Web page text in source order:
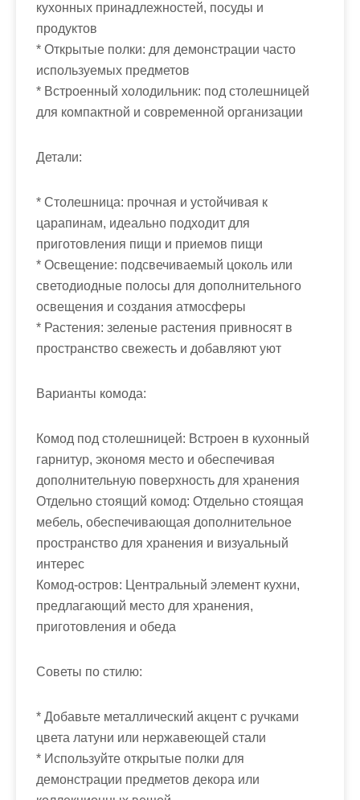
кухонных принадлежностей, посуды и
продуктов
* Открытые полки: для демонстрации часто
используемых предметов
* Встроенный холодильник: под столешницей
для компактной и современной организации
Детали:
* Столешница: прочная и устойчивая к
царапинам, идеально подходит для
приготовления пищи и приемов пищи
* Освещение: подсвечиваемый цоколь или
светодиодные полосы для дополнительного
освещения и создания атмосферы
* Растения: зеленые растения привносят в
пространство свежесть и добавляют уют
Варианты комода:
Комод под столешницей: Встроен в кухонный
гарнитур, экономя место и обеспечивая
дополнительную поверхность для хранения
Отдельно стоящий комод: Отдельно стоящая
мебель, обеспечивающая дополнительное
пространство для хранения и визуальный
интерес
Комод-остров: Центральный элемент кухни,
предлагающий место для хранения,
приготовления и обеда
Советы по стилю:
* Добавьте металлический акцент с ручками
цвета латуни или нержавеющей стали
* Используйте открытые полки для
демонстрации предметов декора или